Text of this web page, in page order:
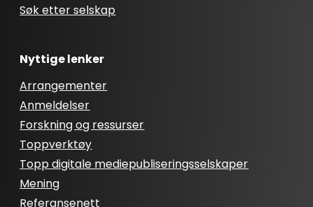
Søk etter selskap
Nyttige lenker
Arrangementer
Anmeldelser
Forskning og ressurser
Toppverktøy
Topp digitale mediepubliseringsselskaper
Mening
Referansenett